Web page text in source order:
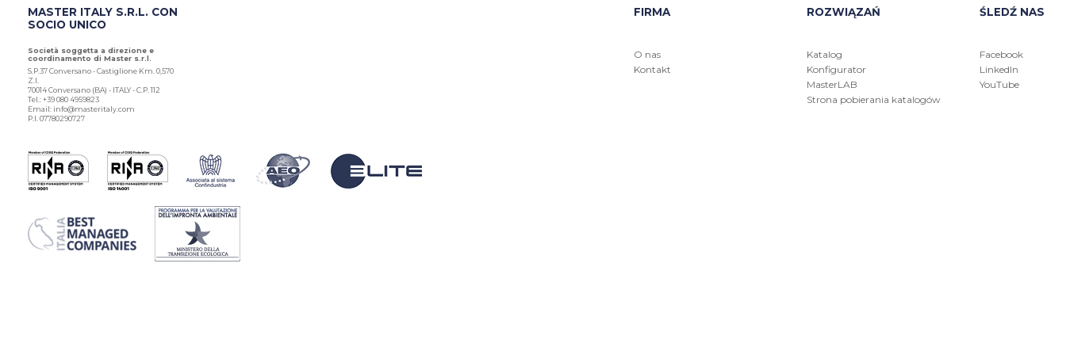
MASTER ITALY S.R.L. CON
SOCIO UNICO
Società soggetta a direzione e
coordinamento di Master s.r.l.
S.P.37 Conversano - Castiglione Km. 0,570
Z.I.
70014 Conversano (BA) - ITALY - C.P. 112
Tel.: +39 080 4959823
Email: info@masteritaly.com
P.I. 07780290727
FIRMA
O nas
Kontakt
ROZWIĄZAŃ
Katalog
Konfigurator
MasterLAB
Strona pobierania katalogów
ŚLEDŹ NAS
Facebook
LinkedIn
YouTube